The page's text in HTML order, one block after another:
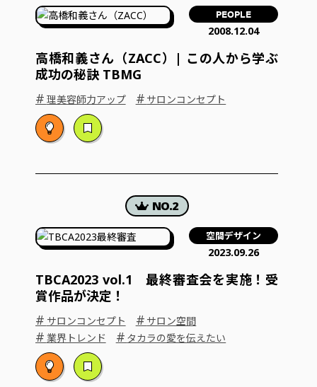
PEOPLE
2008.12.04
高橋和義さん（ZACC）| この人から学ぶ
成功の秘訣 TBMG
# 理美容師力アップ # サロンコンセプト
空間デザイン
2023.09.26
TBCA2023 vol.1 最終審査会を実施！受
賞作品が決定！
# サロンコンセプト # サロン空間
# 業界トレンド # タカラの愛を伝えたい